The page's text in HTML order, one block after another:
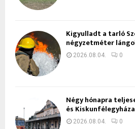
Kigyulladt a tarló
négyzetméter
2026.08.04. 0
Négy hónapra
és
2026.08.04. 0